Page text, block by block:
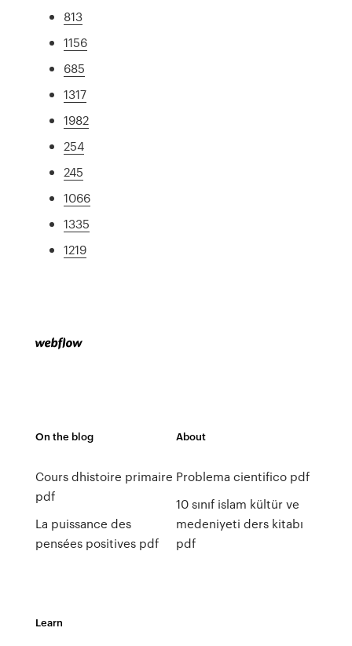
813
1156
685
1317
1982
254
245
1066
1335
1219
On the blog
Cours dhistoire primaire
pdf
La puissance des
pensées positives pdf
About
Problema cientifico pdf
10 sınıf islam kültür ve
medeniyeti ders kitabı
pdf
Learn